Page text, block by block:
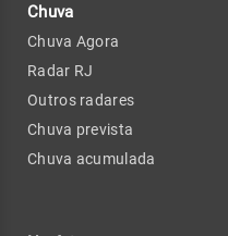
Chuva
Chuva Agora
Radar RJ
Outros radares
Chuva prevista
Chuva acumulada